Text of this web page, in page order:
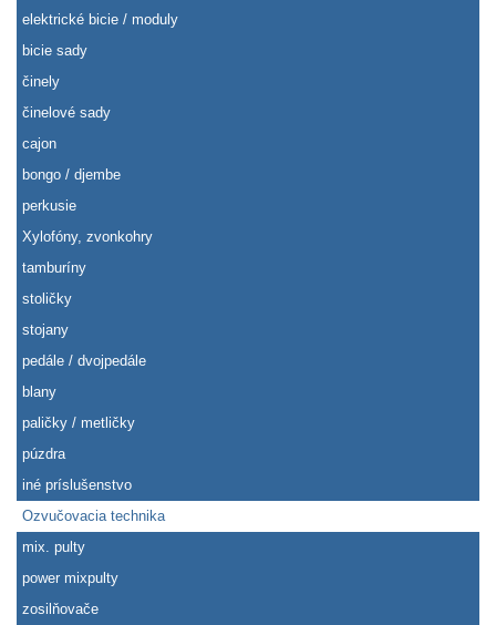
elektrické bicie / moduly
bicie sady
činely
činelové sady
cajon
bongo / djembe
perkusie
Xylofóny, zvonkohry
tamburíny
stoličky
stojany
pedále / dvojpedále
blany
paličky / metličky
púzdra
iné príslušenstvo
Ozvučovacia technika
mix. pulty
power mixpulty
zosilňovače